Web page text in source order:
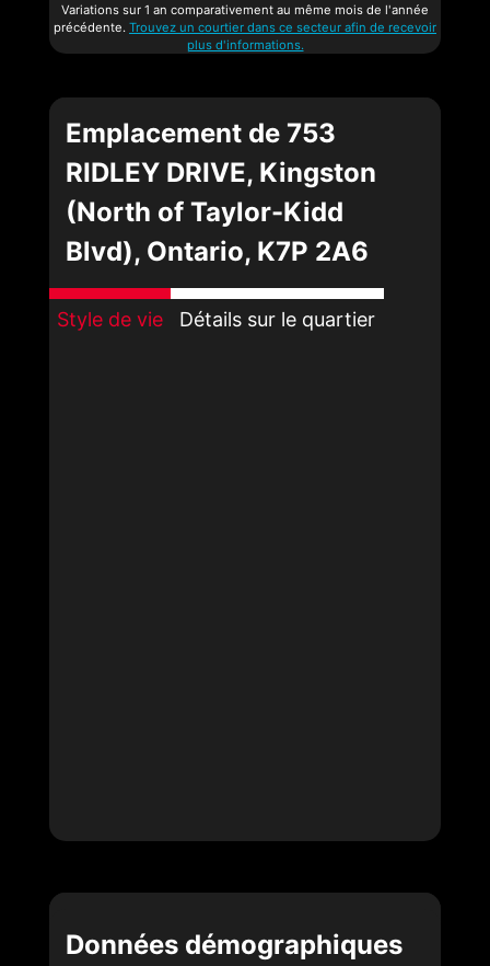
Variations sur 1 an comparativement au même mois de l'année
précédente. Trouvez un courtier dans ce secteur afin de recevoir
plus d'informations.
Emplacement de 753
RIDLEY DRIVE, Kingston
(North of Taylor-Kidd
Blvd), Ontario, K7P 2A6
Style de vie Détails sur le quartier
Données démographiques